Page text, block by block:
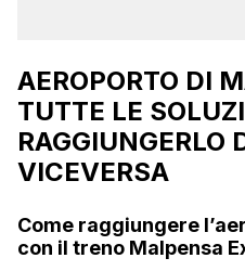
AEROPORTO DI
TUTTE LE
RAGGIUNGERLO
VICEVERSA
Come raggiungere
con il treno Malpensa